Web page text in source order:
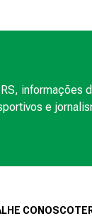
informações
e
CONOSCO